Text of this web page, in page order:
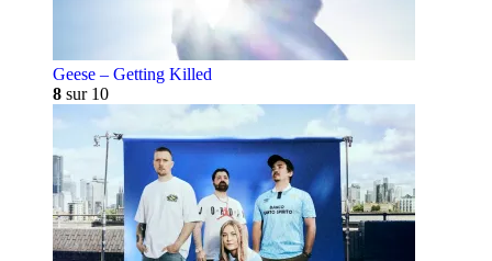
Geese – Getting Killed
8 sur 10